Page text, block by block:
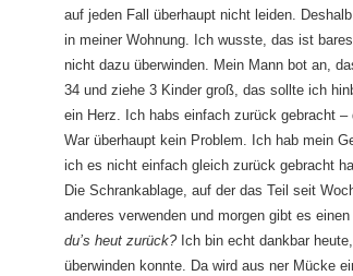
auf jeden Fall überhaupt nicht leiden.
in meiner Wohnung. Ich wusste, das ist
nicht dazu überwinden. Mein Mann bot an,
34 und ziehe 3 Kinder groß, das sollte ich
ein Herz. Ich habs einfach zurück gebracht
War überhaupt kein Problem. Ich hab mein
ich es nicht einfach gleich zurück gebracht
Die Schrankablage, auf der das Teil seit
anderes verwenden und morgen gibt es
du’s heut zurück? Ich bin echt dankbar
überwinden konnte. Da wird aus ner Mücke